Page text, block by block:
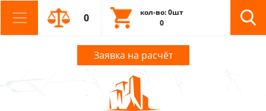
0
кол-во: 0шт
0
Заявка на расчёт